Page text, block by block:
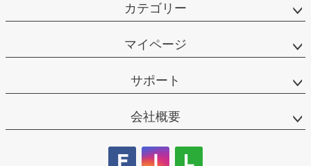
カテゴリー
マイページ
サポート
会社概要